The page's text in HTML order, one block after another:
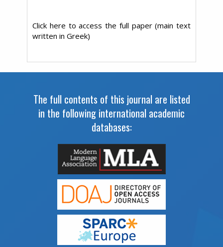
Click here to access the full paper (main text
written in Greek)
The full contents of this journal are listed
in the following international academic
databases: